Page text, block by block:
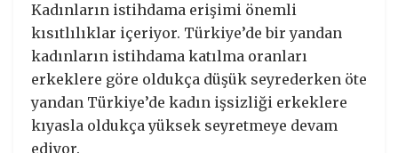
Kadınların istihdama erişimi önemli
kısıtlılıklar içeriyor. Türkiye’de bir yandan
kadınların istihdama katılma oranları
erkeklere göre oldukça düşük seyrederken öte
yandan Türkiye’de kadın işsizliği erkeklere
kıyasla oldukça yüksek seyretmeye devam
ediyor.